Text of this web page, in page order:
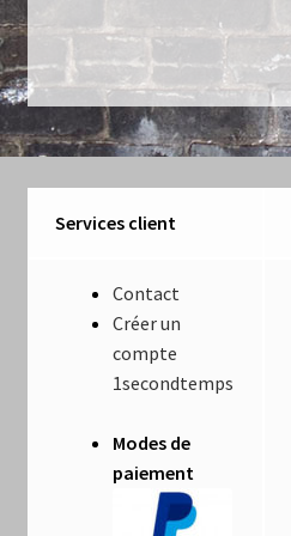
Mentions Légales
Mon compte
l’article
Services client
Contact
Créer un
compte
1secondtemps
Modes de
paiement